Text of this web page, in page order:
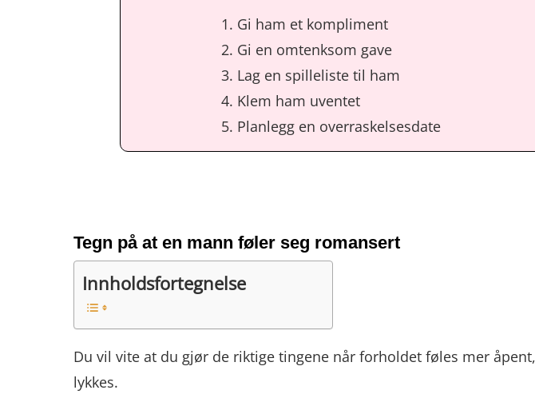
Gi ham et kompliment
Gi en omtenksom gave
Lag en spilleliste til ham
Klem ham uventet
Planlegg en overraskelsesdate
Tegn på at en mann føler seg romansert
Innholdsfortegnelse
Du vil vite at du gjør de riktige tingene når forholdet føles mer
lykkes.